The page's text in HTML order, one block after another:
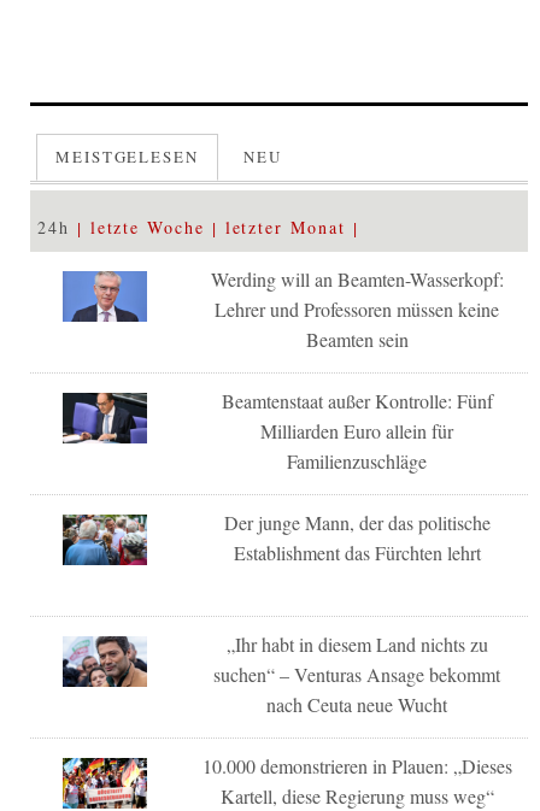
MEISTGELESEN NEU
24h letzte Woche letzter Monat
Werding will an Beamten-Wasserkopf:
Lehrer und Professoren müssen keine
Beamten sein
Beamtenstaat außer Kontrolle: Fünf
Milliarden Euro allein für
Familienzuschläge
Der junge Mann, der das politische
Establishment das Fürchten lehrt
„Ihr habt in diesem Land nichts zu
suchen“ – Venturas Ansage bekommt
nach Ceuta neue Wucht
10.000 demonstrieren in Plauen: „Dieses
Kartell, diese Regierung muss weg“